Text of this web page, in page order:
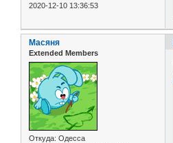
2020-12-10 13:36:53
Масяня
Extended Members
Откуда: Одесса